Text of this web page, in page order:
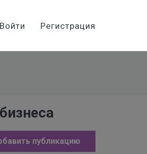
Войти Регистрация
публикацию